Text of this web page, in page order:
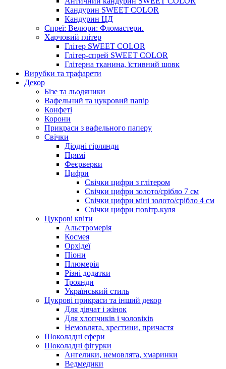
Кандурин SWEET COLOR
Кандурин ЦД
Спреї: Велюри: Фломастери.
Харчовий глітер
Глітер SWEET COLOR
Глітер-спрей SWEET COLOR
Глітерна тканина, їстивний шовк
Вирубки та трафарети
Декор
Бізе та льодяники
Вафельний та цукровий папір
Конфеті
Корони
Прикраси з вафельного паперу
Свічки
Діодні гірлянди
Прямі
Феєрверки
Цифри
Свічки цифри з глітером
Свічки цифри золото/срібло 7 см
Свічки цифри міні золото/срібло 4 см
Свічки цифри повітр.куля
Цукрові квіти
Альстромерія
Космея
Орхідеї
Піони
Плюмерія
Різні додатки
Троянди
Український стиль
Цукрові прикраси та інший декор
Для дівчат і жінок
Для хлопчиків і чоловіків
Немовлята, хрестини, причастя
Шоколадні сфери
Шоколадні фігурки
Ангелики, немовлята, хмаринки
Ведмедики